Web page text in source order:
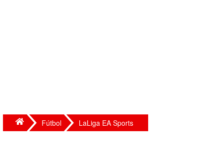
Fútbol LaLiga EA Sports